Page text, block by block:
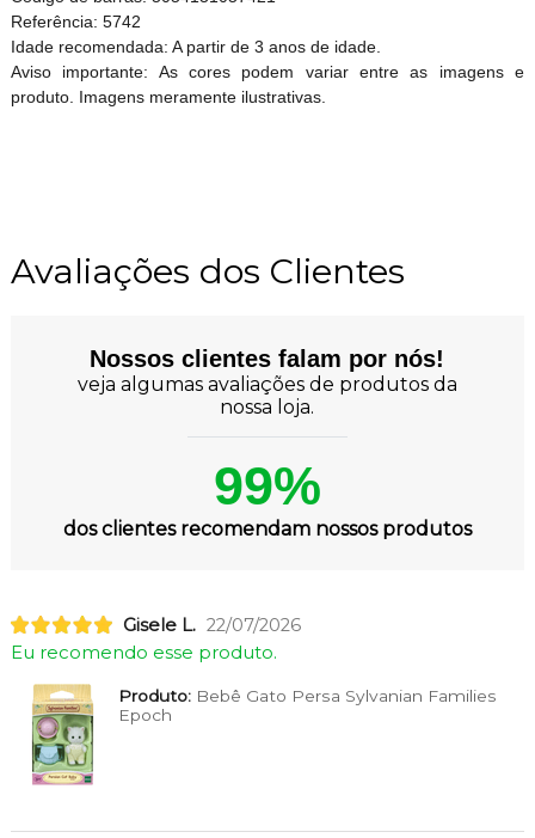
Referência: 5742
Idade recomendada: A partir de 3 anos de idade.
Aviso importante: As cores podem variar entre as imagens e
produto. Imagens meramente ilustrativas.
Avaliações dos Clientes
Nossos clientes falam por nós!
veja algumas avaliações de produtos da
nossa loja.
99%
dos clientes recomendam nossos produtos
Gisele L. 22/07/2026
Eu recomendo esse produto.
Produto:Bebê Gato Persa Sylvanian Families
Epoch